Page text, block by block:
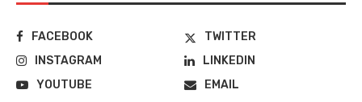
FACEBOOK
TWITTER
INSTAGRAM
LINKEDIN
YOUTUBE
EMAIL